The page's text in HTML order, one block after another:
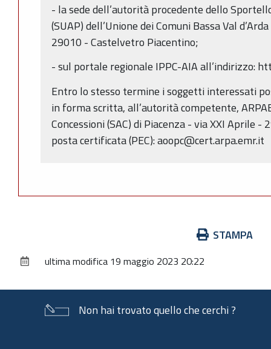
- la sede dell’autorità procedente dello
(SUAP) dell’Unione dei Comuni Bassa Val
29010 - Castelvetro Piacentino;
- sul portale regionale IPPC-AIA all’indirizzo:
Entro lo stesso termine i soggetti interessati
in forma scritta, all’autorità competente,
Concessioni (SAC) di Piacenza - via XXI Aprile
posta certificata (PEC): aoopc@cert.arpa.emr.it
documento
STAMPA
ultima modifica 19 maggio 2023 20:22
Non hai trovato quello che cerchi ?